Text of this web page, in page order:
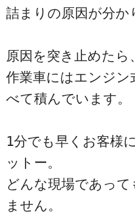
詰まりの原因が分か
原因を突き止めたら
作業車にはエンジン
べて積んでいます。
1分でも早くお客様
ットー。
どんな現場であっ
ません。